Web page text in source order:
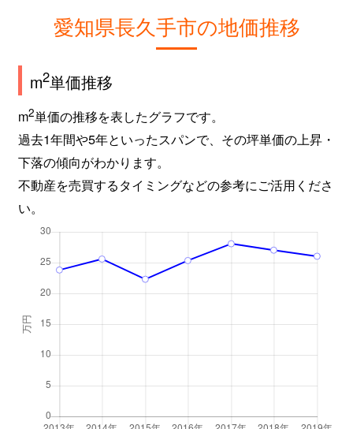
愛知県長久手市の地価推移
m2単価推移
m2単価の推移を表したグラフです。
過去1年間や5年といったスパンで、その坪単価の上昇・
下落の傾向がわかります。
不動産を売買するタイミングなどの参考にご活用くださ
い。